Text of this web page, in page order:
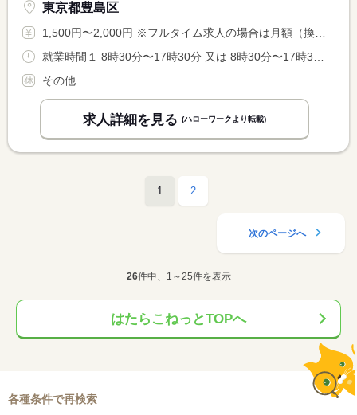
東京都豊島区
1,500円〜2,000円 ※フルタイム求人の場合は月額（換算額）、パート求人の場合は時間額を表示しています。
その他
求人詳細を見る (ハローワークより転載)
1 2
次のページへ
26件中、1～25件を表示
はたらこねっとTOPへ
各種条件で再検索